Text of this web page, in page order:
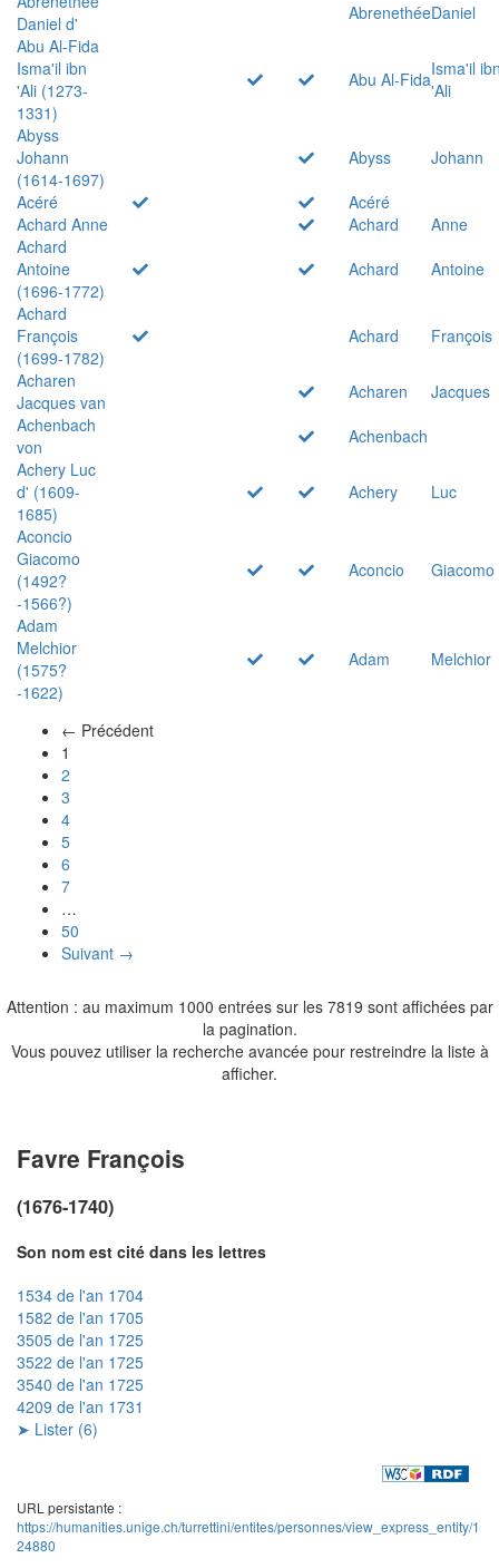
Daniel d'
AbrenethéeDaniel
Abu Al-Fida
Isma'il ibn
'Ali (1273-
1331)
Abu Al-FidaIsma'il
'Ali
Abyss
Johann
(1614-1697)
Abyss
Johann
Acéré
Acéré
Achard Anne
Achard
Anne
Achard
Antoine
(1696-1772)
Achard
Antoine
Achard
François
(1699-1782)
Achard
François
Acharen
Jacques van
Acharen
Jacques
Achenbach
von
Achenbach
Achery Luc
d' (1609-
1685)
Achery
Luc
Aconcio
Giacomo
(1492?
-1566?)
Aconcio Giacomo
Adam
Melchior
(1575?
-1622)
Adam Melchior
← Précédent
1
2
3
4
5
6
7
…
50
Suivant →
Attention : au maximum 1000 entrées sur les 7819 sont affichées par
la pagination.
Vous pouvez utiliser la recherche avancée pour restreindre la liste à
afficher.
Favre François
(1676-1740)
Son nom est cité dans les lettres
1534 de l'an 1704
1582 de l'an 1705
3505 de l'an 1725
3522 de l'an 1725
3540 de l'an 1725
4209 de l'an 1731
➤ Lister (6)
URL persistante :
https://humanities.unige.ch/turrettini/entites/personnes/view_express_entity/1
24880